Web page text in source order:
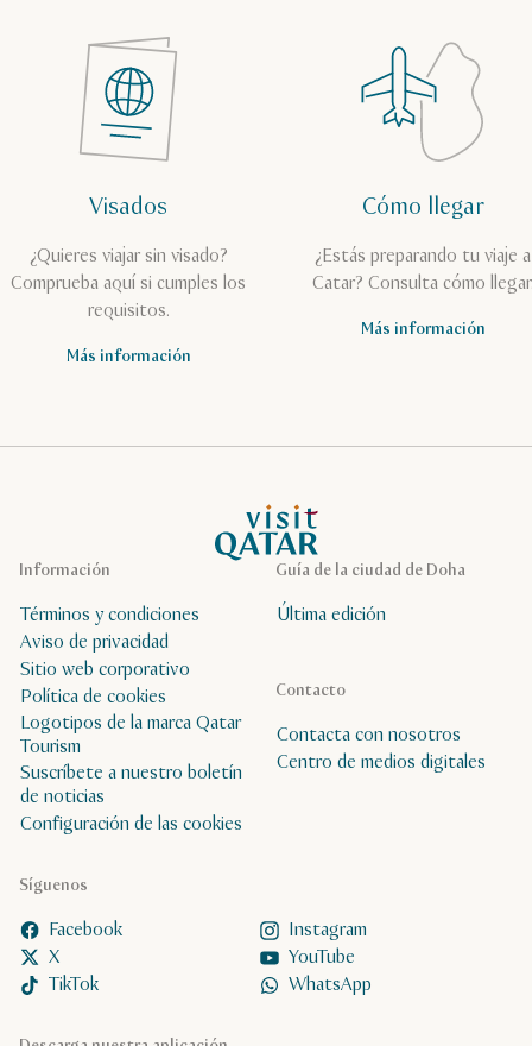
Visados
¿Quieres viajar sin visado?
Comprueba aquí si cumples los
requisitos.
Más información
Cómo llegar
¿Estás preparando tu viaje a
Catar? Consulta cómo
Más información
Página de inicio de Visit Qatar
Guía de la ciudad de Doha
Última edición
Síguenos
Facebook
Instagram
X
YouTube
TikTok
WhatsApp
Contacto
Contacta con nosotros
Centro de medios digitales
Información
Términos y condiciones
Aviso de privacidad
Sitio web corporativo
Política de cookies
Logotipos de la marca Qatar
Tourism
Suscríbete a nuestro boletín
de noticias
Configuración de las cookies